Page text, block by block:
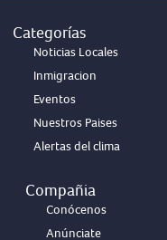
Categorías
Noticias Locales
Inmigracion
Eventos
Nuestros Paises
Alertas del clima
Compañia
Conócenos
Anúnciate